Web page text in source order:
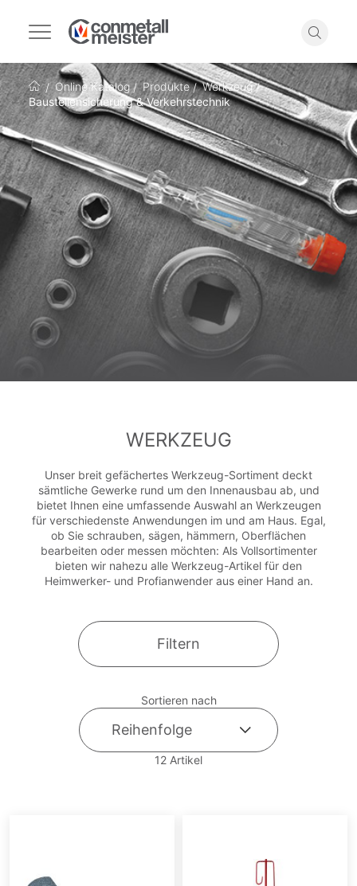
Navigation
umschalten
Suche
StartseiteOnline Katalog Produkte
Werkzeug
Baustellensicherung & Verkehrstechnik
WERKZEUG
Unser breit gefächertes Werkzeug-Sortiment deckt
sämtliche Gewerke rund um den Innenausbau ab, und
bietet Ihnen eine umfassende Auswahl an Werkzeugen
für verschiedenste Anwendungen im und am Haus. Egal,
ob Sie schrauben, sägen, hämmern, Oberflächen
bearbeiten oder messen möchten: Als Vollsortimenter
bieten wir nahezu alle Werkzeug-Artikel für den
Heimwerker- und Profianwender aus einer Hand an.
12 Artikel
Sortieren nach
Filtern